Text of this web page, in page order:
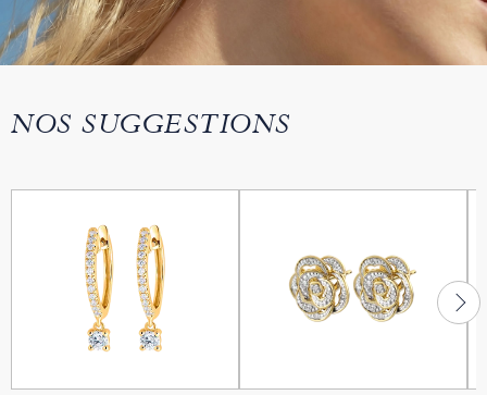
NOS SUGGESTIONS